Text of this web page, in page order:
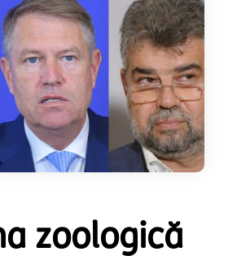
zoologică